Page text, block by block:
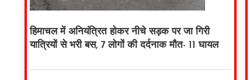
हिमाचल में अनियंत्रित होकर नीचे सड़क पर जा गिरी
यात्रियों से भरी बस, 7 लोगों की दर्दनाक मौत- 11 घायल